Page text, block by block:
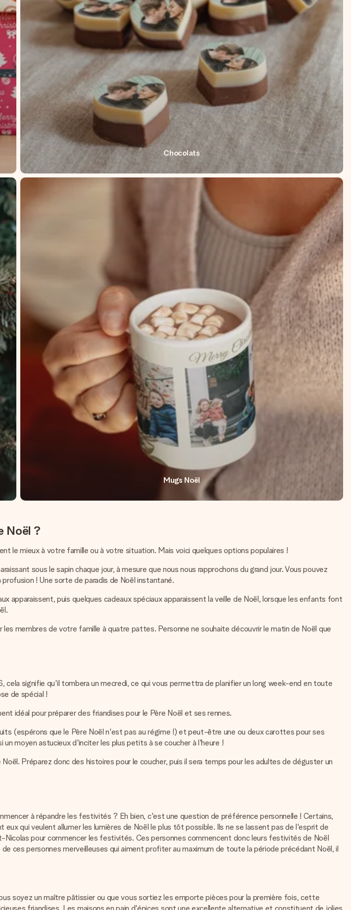
Chocolats
Mugs Noël
Noël ?
le mieux à votre famille ou à votre situation. Mais voici quelques options populaires !
sous le sapin chaque jour, à mesure que nous nous rapprochons du grand jour. Vous pouvez
! Une sorte de paradis de Noël instantané.
apparaissent, puis quelques cadeaux spéciaux apparaissent la veille de Noël, lorsque les enfants font
membres de votre famille à quatre pattes. Personne ne souhaite découvrir le matin de Noël que
signifie qu'il tombera un mecredi, ce qui vous permettra de planifier un long week-end en toute
de spécial !
idéal pour préparer des friandises pour le Père Noël et ses rennes.
(espérons que le Père Noël n'est pas au régime !) et peut-être une ou deux carottes pour ses
moyen astucieux d'inciter les plus petits à se coucher à l'heure !
Préparez donc des histoires pour le coucher, puis il sera temps pour les adultes de déguster un
à répandre les festivités ? Eh bien, c'est une question de préférence personnelle ! Certains,
qui veulent allumer les lumières de Noël le plus tôt possible. Ils ne se lassent pas de l'esprit de
pour commencer les festivités. Ces personnes commencent donc leurs festivités de Noël
ces personnes merveilleuses qui aiment profiter au maximum de toute la période précédant Noël, il
soyez un maître pâtissier ou que vous sortiez les emporte pièces pour la première fois, cette